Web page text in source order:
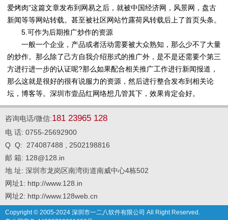
爱烤肉”这篇文章发布到网易之后，就被中国经济网，风景网，盘古
新闻等等网站转载。甚至被社区网站竹露荷风转载后上了首页头条。
5.可作为后期推广炒作的资源
一般一个企业，产品或者活动需要被大众熟知，那么少不了大量
的炒作。那么除了己方自我介绍形式的推广外，是不是还需要个第三
方进行进一步的认证呢?那么如果配合相关推广工作进行新闻报道，
那么这就是很好的很有说服力的资源，然后进行整合发布到相关论
坛，博客等。深圳市壹品红网络想几管其下，效果肯定会好。
咨询电话/微信:181 23965 128
电 话: 0755-25692900
Q Q: 274087488 , 2502198816
邮 箱: 128@128.in
地 址: 深圳市龙岗区南湾街道南威中心4栋502
网址1: http://www.128.in
网址2: http://www.128web.cn
Copyright © 2005-2024 深圳市一二八软件有限公司 All Right Reserved.